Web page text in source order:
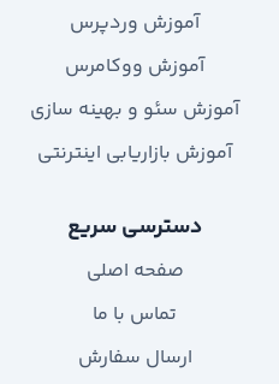
آموزش وردپرس
آموزش ووکامرس
آموزش سئو و بهینه سازی
آموزش بازاریابی اینترنتی
دسترسی سریع
صفحه اصلی
تماس با ما
ارسال سفارش